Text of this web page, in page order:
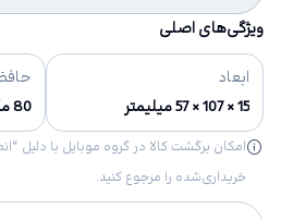
ویژگی‌های اصلی
ابعاد
15 × 107 × 57 میلیمتر
80 مگابایت
خریداری‌شده را مرجوع کنید.